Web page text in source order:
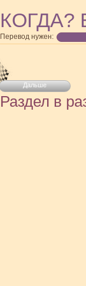
КОГДА?
Перевод нужен:
Дальше
Раздел в